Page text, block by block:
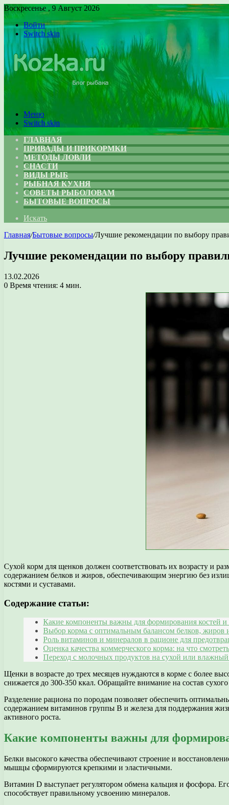
Воскресенье , 9 Август 2026
Войти
Switch skin
Меню
Switch skin
ГЛАВНАЯ
ПРИВАДЫ И ПРИКОРМКИ
МЕТОДЫ ЛОВЛИ
СНАСТИ
ВИДЫ РЫБ
РЫБНАЯ КУХНЯ
СОВЕТЫ РЫБОЛОВАМ
БЫТОВЫЕ ВОПРОСЫ
Искать
Главная/Бытовые вопросы/Лучшие рекомендации по выбору
Лучшие рекомендации по выбору
13.02.2026
0 Время чтения: 4 мин.
Сухой корм для щенков должен соответствовать их возрасту и
содержанием белков и жиров, обеспечивающим энергию без
костями и суставами.
Содержание статьи:
Какие компоненты важны для формирования костей
Выбор корма с оптимальным балансом белков, жиров
Роль витаминов и минералов в рационе для
Оценка качества коммерческого корма: на что
Переход с молочных продуктов на сухой или
Щенки в возрасте до трех месяцев нуждаются в корме с более
снижается до 300-350 ккал. Обращайте внимание на состав
Разделение рациона по породам позволяет обеспечить
содержанием витаминов группы В и железа для поддержания
активного роста.
Какие компоненты важны для
Белки высокого качества обеспечивают строение и
мышцы сформируются крепкими и эластичными.
Витамин D выступает регулятором обмена кальция и фосфора.
способствует правильному усвоению минералов.